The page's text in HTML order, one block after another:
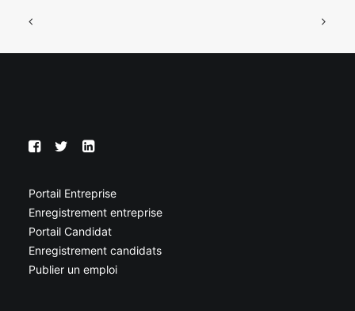
Portail Entreprise
Enregistrement entreprise
Portail Candidat
Enregistrement candidats
Publier un emploi